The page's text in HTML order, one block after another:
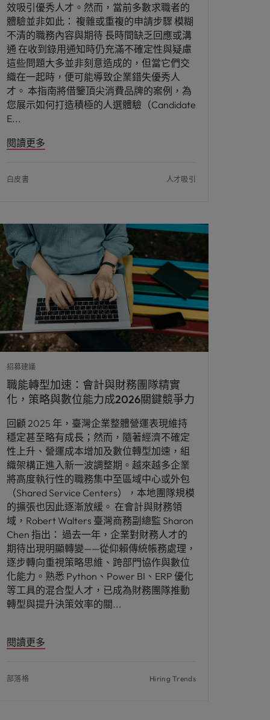
效吸引優秀人才。然而，當前多數求職者的
體驗並非如此： 複雜或重複的申請步驟 模糊
不清的職務內容與期待 長時間缺乏回應或溝
通 在收到錄用通知時仍充滿不確定性與疑慮
這些問題大多並非刻意造成的，但當它們交
織在一起時，便可能導致企業錯失優秀人
才。 本指南將借鑒頂尖消費品牌的案例，為
您展示如何打造積極的人選體驗（Candidate
E
閱讀更多
白皮書 人才吸引
招募建議
職能轉型加速：會計與財務團隊精實
化，策略與數位能力成2026關鍵競爭力
回顧 2025 年，臺灣企業整體營運表現維持
穩定甚至略有成長；然而，隨著經濟不確定
性上升、營運成本增加及數位轉型加速，組
織架構正進入新一波調整期。越來越多企業
將高度執行性的職務集中至區域中心或外包
（Shared Service Centers），本地團隊規模
的擴張也因此逐漸放緩。 在會計與財務領
域，Robert Walters 臺灣商務副總監 Sharon
Chen 指出： 過去一年，企業對財務人才的
期待出現明顯轉變——從仰賴傳統帳務處理，
逐步轉向重視策略思維、跨部門協作與數位
化能力。熟悉 Python、Power BI、ERP 優化
等工具的混合型人才，已成為財務團隊推動
轉型與提升決策效率的關
閱讀更多
部落格 Hiring Trends